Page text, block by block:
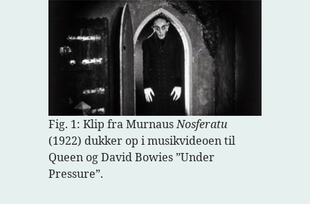
Fig. 1: Klip fra MurnausNosferatu
(1922) dukker op i musikvideoen til
Queen og David Bowies ”Under
Pressure”.